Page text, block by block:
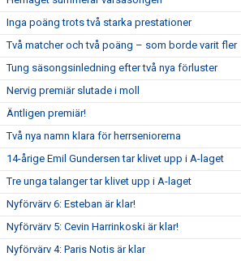
Inga poäng trots två starka prestationer
Två matcher och två poäng – som borde varit fler
Tung säsongsinledning efter två nya förluster
Nervig premiär slutade i moll
Äntligen premiär!
Två nya namn klara för herrseniorerna
14-årige Emil Gundersen tar klivet upp i A-laget
Tre unga talanger tar klivet upp i A-laget
Nyförvärv 6: Esteban är klar!
Nyförvärv 5: Cevin Harrinkoski är klar!
Nyförvärv 4: Paris Notis är klar